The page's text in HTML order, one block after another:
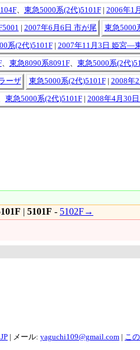
、 東急5000系(2代)5101F| 2006年1
2007年6月6日 市が尾 東急5000
系(2代)5101F| 2007年11月3日 姫宮―
、 東急8090系8091F、 東急5000系(2代
ーザ 東急5000系(2代)5101F| 2008年
東急5000系(2代)5101F| 2008年4月30日
| 5101F - 5102F→
| メール: yaguchi109@gmail.com | こ